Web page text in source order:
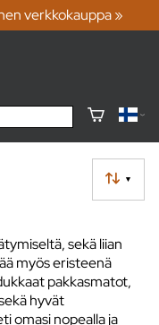
verkkokauppa »
▼
sekä liian
myös eristeenä
pakkasmatot,
hyvät
omasi nopealla ja